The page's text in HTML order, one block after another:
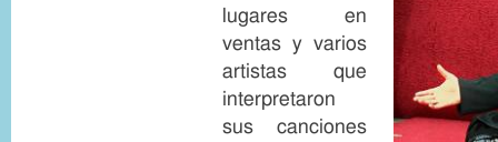
lugares en
ventas y varios
artistas que
interpretaron
sus canciones